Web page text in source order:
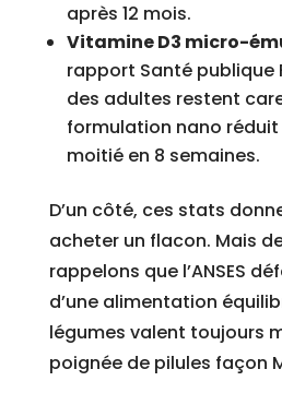
après 12 mois.
Vitamine D3 micro-
rapport Santé publique
des adultes restent
formulation nano
moitié en 8 semaines.
D’un côté, ces stats
acheter un flacon. Mais
rappelons que l’ANSES
d’une alimentation
légumes valent toujours
poignée de pilules façon